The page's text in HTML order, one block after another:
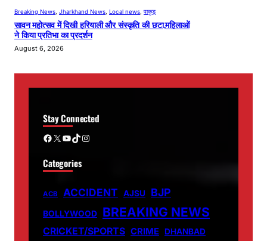
Breaking News Jharkhand News Local news पाकुड़
सावन महोत्सव में दिखी हरियाली और संस्कृति की छटा,महिलाओं
ने किया प्रतिभा का प्रदर्शन
August 6, 2026
Stay Connected
Facebook X YouTube TikTok Instagram
Categories
ACB ACCIDENT AJSU BJP
BOLLYWOOD BREAKING NEWS
CRICKET/SPORTS CRIME DHANBAD